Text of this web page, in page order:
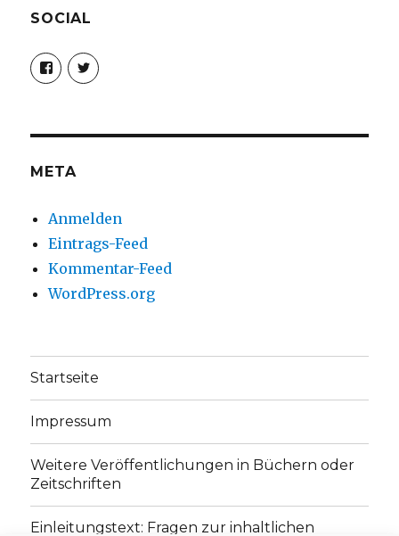
SOCIAL
Profil
von
christoph.fleischer1
anzeigen
Profil
von
anzeigen
META
Anmelden
Eintrags-Feed
Kommentar-Feed
WordPress.org
Startseite
Impressum
Weitere Veröffentlichungen in Büchern oder
Zeitschriften
Einleitungstext: Fragen zur inhaltlichen